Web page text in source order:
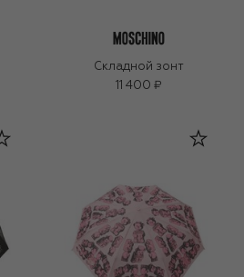
Складной зонт
11 400 ₽